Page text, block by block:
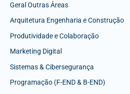
Geral Outras Áreas
Arquitetura Engenharia e Construção
Produtividade e Colaboração
Marketing Digital
Sistemas & Cibersegurança
Programação (F-END & B-END)